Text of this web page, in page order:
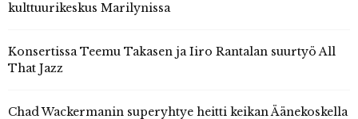
kulttuurikeskus Marilynissa
Konsertissa Teemu Takasen ja Iiro Rantalan suurtyö All
That Jazz
Chad Wackermanin superyhtye heitti keikan Äänekoskella